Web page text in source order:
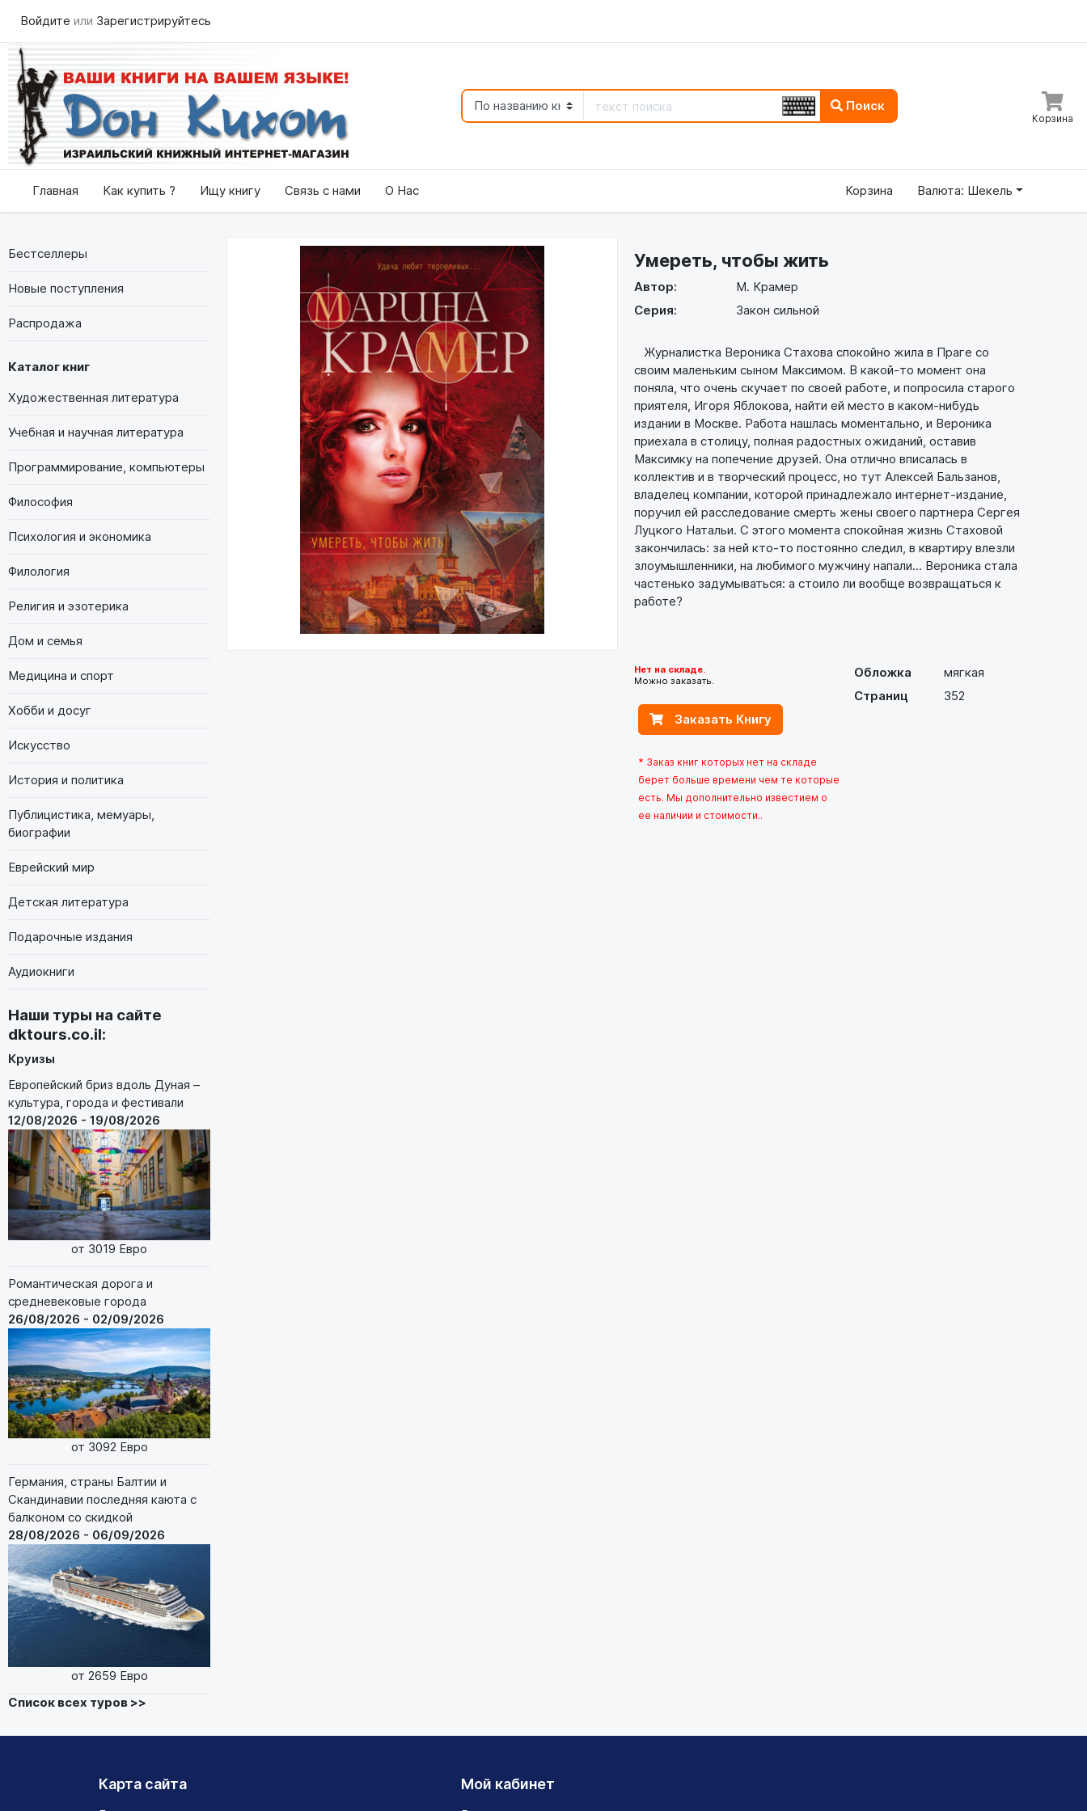
Войдите или Зарегистрируйтесь
Поиск
Корзина
Главная Как купить ? Ищу книгу Связь с нами О Нас Корзина Валюта: Шекель
Бестселлеры
Новые поступления
Распродажа
Каталог книг
Художественная литература
Учебная и научная литература
Программирование, компьютеры
Философия
Психология и экономика
Филология
Религия и эзотерика
Дом и семья
Медицина и спорт
Хобби и досуг
Искусство
История и политика
Публицистика, мемуары,
биографии
Еврейский мир
Детская литература
Подарочные издания
Аудиокниги
Наши туры на сайте
dktours.co.il:
Круизы
Европейский бриз вдоль Дуная –
культура, города и фестивали
12/08/2026 - 19/08/2026
от 3019 Евро
Романтическая дорога и
средневековые города
26/08/2026 - 02/09/2026
от 3092 Евро
Германия, страны Балтии и
Скандинавии последняя каюта с
балконом со скидкой
28/08/2026 - 06/09/2026
от 2659 Евро
Список всех туров >>
Умереть, чтобы жить
Автор:
М. Крамер
Серия:
Закон сильной
Журналистка Вероника Стахова спокойно жила в Праге со
своим маленьким сыном Максимом. В какой-то момент она
поняла, что очень скучает по своей работе, и попросила старого
приятеля, Игоря Яблокова, найти ей место в каком-нибудь
издании в Москве. Работа нашлась моментально, и Вероника
приехала в столицу, полная радостных ожиданий, оставив
Максимку на попечение друзей. Она отлично вписалась в
коллектив и в творческий процесс, но тут Алексей Бальзанов,
владелец компании, которой принадлежало интернет-издание,
поручил ей расследование смерть жены своего партнера Сергея
Луцкого Натальи. С этого момента спокойная жизнь Стаховой
закончилась: за ней кто-то постоянно следил, в квартиру влезли
злоумышленники, на любимого мужчину напали... Вероника стала
частенько задумываться: а стоило ли вообще возвращаться к
работе?
Обложка
мягкая
Страниц
352
Нет на складе.
Можно заказать.
Заказать Книгу
* Заказ книг которых нет на складе
берет больше времени чем те которые
есть. Мы дополнительно известием о
ее наличии и стоимости..
Карта сайта Мой кабинет